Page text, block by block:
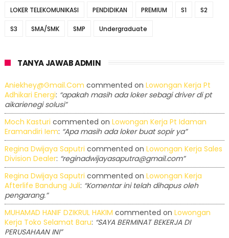
LOKER TELEKOMUNIKASI PENDIDIKAN PREMIUM S1 S2
S3 SMA/SMK SMP Undergraduate
TANYA JAWAB ADMIN
Aniekhey@gmail.com commented on Lowongan Kerja Pt
Adhikari Energi: “apakah masih ada loker sebagi driver di pt
aikarienegi solusi”
Moch Kasturi commented on Lowongan Kerja Pt Idaman
Eramandiri Iem: “Apa masih ada loker buat sopir ya”
Regina Dwijaya Saputri commented on Lowongan Kerja Sales
Division Dealer: “reginadwijayasaputra@gmail.com”
Regina Dwijaya Saputri commented on Lowongan Kerja
Afterlife Bandung Juli: “Komentar ini telah dihapus oleh
pengarang.”
MUHAMAD HANIF DZIKRUL HAKIM commented on Lowongan
Kerja Toko Selamat Baru: “SAYA BERMINAT BEKERJA DI
PERUSAHAAN INI”